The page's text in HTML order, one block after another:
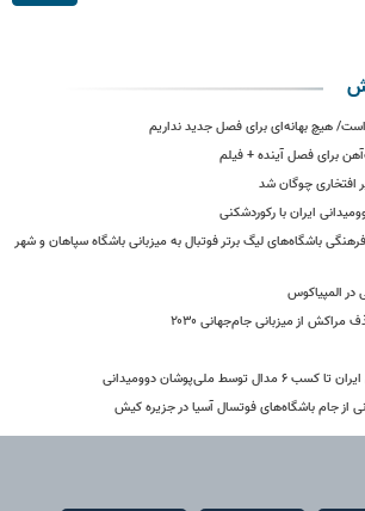
هیچ بهانه‌ای برای فصل جدید نداریم
برای فصل آینده + فیلم
افتخاری چوگان شد
ایران با رکوردشکنی
باشگاه‌های لیگ برتر فوتبال به میزبانی باشگاه سپاهان و شهر
در المپیاکوس
از میزبانی جام‌جهانی ۲۰۳۰
توسط ملی‌پوشان دوومیدانی
از جام باشگاه‌های فوتسال آسیا در جزیره کیش